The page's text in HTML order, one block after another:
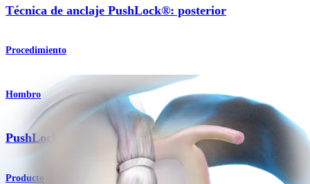
Técnica de anclaje PushLock®: posterior
Procedimiento
Hombro
PushLock
Producto